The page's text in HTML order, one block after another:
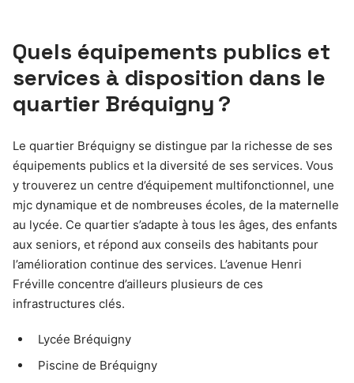
Quels équipements publics et
services à disposition dans le
quartier Bréquigny ?
Le quartier Bréquigny se distingue par la richesse de ses
équipements publics et la diversité de ses services. Vous
y trouverez un centre d’équipement multifonctionnel, une
mjc dynamique et de nombreuses écoles, de la maternelle
au lycée. Ce quartier s’adapte à tous les âges, des enfants
aux seniors, et répond aux conseils des habitants pour
l’amélioration continue des services. L’avenue Henri
Fréville concentre d’ailleurs plusieurs de ces
infrastructures clés.
Lycée Bréquigny
Piscine de Bréquigny